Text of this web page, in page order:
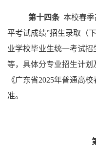
第十四条 本校春
平考试成绩”招生录取（
业学校毕业生统一考试招
等，具体分专业招生计
《广东省2025年普通高
准。